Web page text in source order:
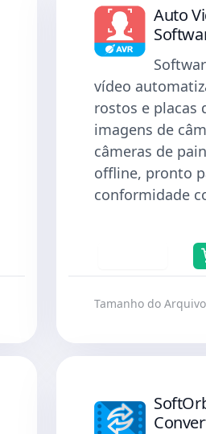
Auto
vídeo
rostos e placas
imagens de
câmeras de
offline, pronto
conformidade
Tamanho do